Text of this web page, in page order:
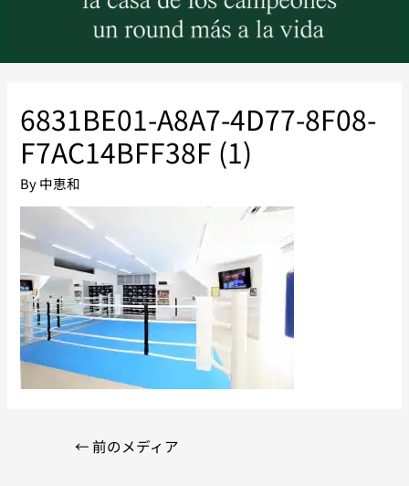
6831BE01-A8A7-4D77-8F08-
F7AC14BFF38F (1)
By中恵和
←前のメディア